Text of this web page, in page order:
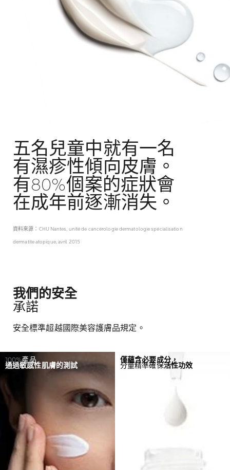
五名兒童中就有一名
有濕疹性傾向皮膚。
有80%個案的症狀會
在成年前逐漸消失。
資料來源：CHU Nantes, unité de cancérologie dermatologie spécialisation
dermatite atopique, avril 2015
我們的安全
承諾
安全標準超越國際美容護膚品規定。
100%產品
通過敏感性肌膚的測試
僅蘊含必要成分，
分量精準確保活性功效